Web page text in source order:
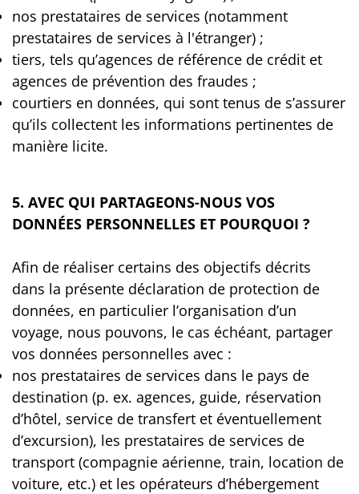
nos prestataires de services (notamment
prestataires de services à l'étranger) ;
tiers, tels qu’agences de référence de crédit et
agences de prévention des fraudes ;
courtiers en données, qui sont tenus de s’assurer
qu’ils collectent les informations pertinentes de
manière licite.
5. AVEC QUI PARTAGEONS-NOUS VOS
DONNÉES PERSONNELLES ET POURQUOI ?
Afin de réaliser certains des objectifs décrits
dans la présente déclaration de protection de
données, en particulier l’organisation d’un
voyage, nous pouvons, le cas échéant, partager
vos données personnelles avec :
nos prestataires de services dans le pays de
destination (p. ex. agences, guide, réservation
d’hôtel, service de transfert et éventuellement
d’excursion), les prestataires de services de
transport (compagnie aérienne, train, location de
voiture, etc.) et les opérateurs d’hébergement